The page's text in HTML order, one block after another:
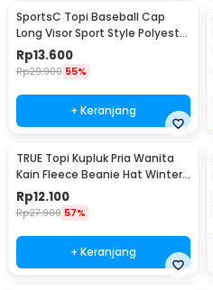
SportsC Topi Baseball Cap
Long Visor Sport Style Polyester
Cap - MZ87
Rp13.600
Rp29.900 55%
+ Keranjang
TRUE Topi Kupluk Pria Wanita
Kain Fleece Beanie Hat Winter
- EC003
Rp12.100
Rp27.900 57%
+ Keranjang